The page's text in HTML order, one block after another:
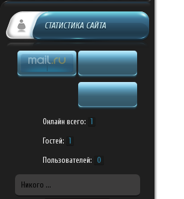
СТАТИСТИКА САЙТА
Онлайн всего: 1
Гостей: 1
Пользователей: 0
Никого ...